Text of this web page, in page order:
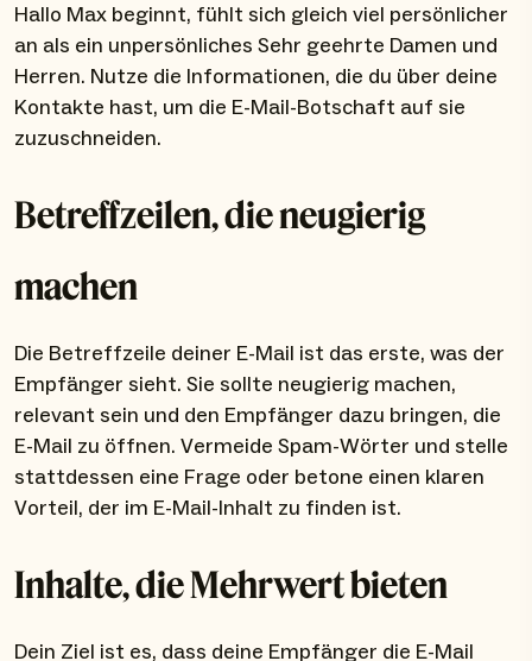
Hallo Max beginnt, fühlt sich gleich viel persönlicher
an als ein unpersönliches Sehr geehrte Damen und
Herren. Nutze die Informationen, die du über deine
Kontakte hast, um die E-Mail-Botschaft auf sie
zuzuschneiden.
Betreffzeilen, die neugierig
machen
Die Betreffzeile deiner E-Mail ist das erste, was der
Empfänger sieht. Sie sollte neugierig machen,
relevant sein und den Empfänger dazu bringen, die
E-Mail zu öffnen. Vermeide Spam-Wörter und stelle
stattdessen eine Frage oder betone einen klaren
Vorteil, der im E-Mail-Inhalt zu finden ist.
Inhalte, die Mehrwert bieten
Dein Ziel ist es, dass deine Empfänger die E-Mail